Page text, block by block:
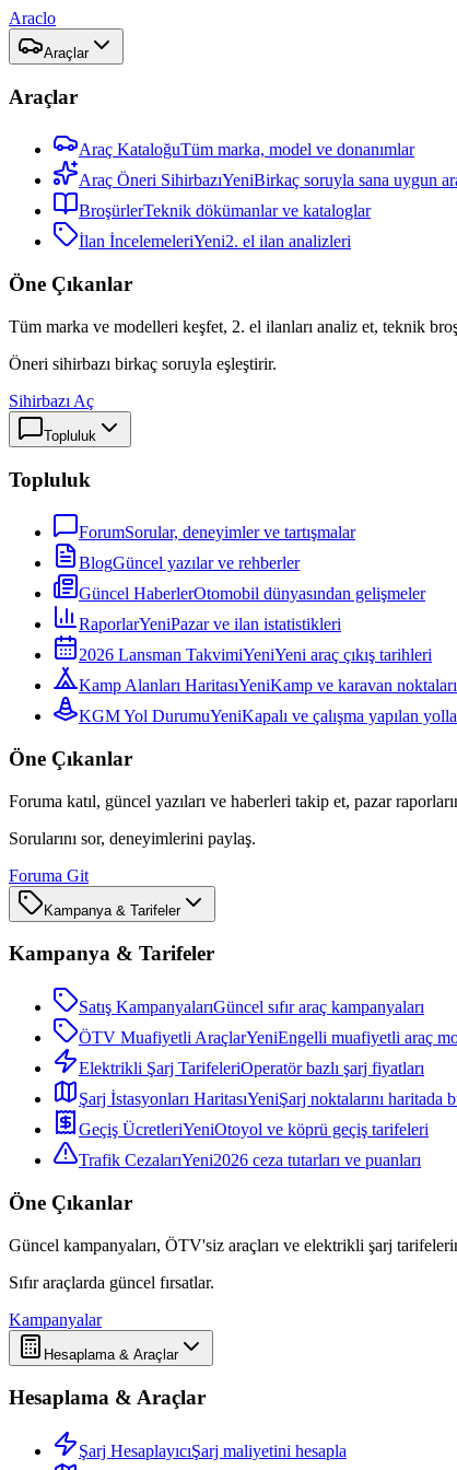
Araclo
Araçlar
Araçlar
Araç KataloğuTüm marka, model ve donanımlar
Araç Öneri SihirbazıYeniBirkaç soruyla sana uygun
BroşürlerTeknik dökümanlar ve kataloglar
İlan İncelemeleriYeni2. el ilan analizleri
Öne Çıkanlar
Tüm marka ve modelleri keşfet, 2. el ilanları analiz et, teknik
Öneri sihirbazı birkaç soruyla eşleştirir.
Sihirbazı Aç
Topluluk
Topluluk
ForumSorular, deneyimler ve tartışmalar
BlogGüncel yazılar ve rehberler
Güncel HaberlerOtomobil dünyasından gelişmeler
RaporlarYeniPazar ve ilan istatistikleri
2026 Lansman TakvimiYeniYeni araç çıkış tarihleri
Kamp Alanları HaritasıYeniKamp ve karavan noktaları
KGM Yol DurumuYeniKapalı ve çalışma yapılan
Öne Çıkanlar
Foruma katıl, güncel yazıları ve haberleri takip et, pazar
Sorularını sor, deneyimlerini paylaş.
Foruma Git
Kampanya & Tarifeler
Kampanya & Tarifeler
Satış KampanyalarıGüncel sıfır araç kampanyaları
ÖTV Muafiyetli AraçlarYeniEngelli muafiyetli araç
Elektrikli Şarj TarifeleriOperatör bazlı şarj fiyatları
Şarj İstasyonları HaritasıYeniŞarj noktalarını haritada
Geçiş ÜcretleriYeniOtoyol ve köprü geçiş tarifeleri
Trafik CezalarıYeni2026 ceza tutarları ve puanları
Öne Çıkanlar
Güncel kampanyaları, ÖTV'siz araçları ve elektrikli şarj
Sıfır araçlarda güncel fırsatlar.
Kampanyalar
Hesaplama & Araçlar
Hesaplama & Araçlar
Şarj HesaplayıcıŞarj maliyetini hesapla